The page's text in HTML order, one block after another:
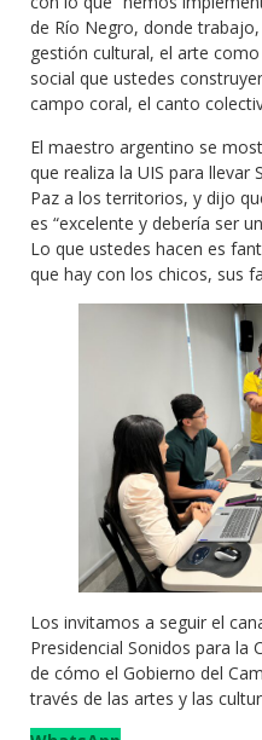
de Río Negro, donde
gestión cultural, el arte
social que ustedes
campo coral, el canto
El maestro argentino se
que realiza la UIS para llevar
Paz a los territorios, y dijo
es “excelente y debería ser
Lo que ustedes hacen es
que hay con los chicos, sus
Los invitamos a seguir el
Presidencial Sonidos para la
de cómo el Gobierno del
través de las artes y las